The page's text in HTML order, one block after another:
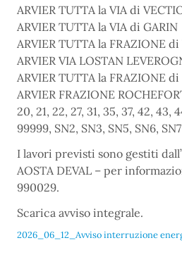
ARVIER TUTTA la VIA di
ARVIER TUTTA la VIA di GARIN
ARVIER TUTTA la FRAZIONE di
ARVIER VIA LOSTAN
ARVIER TUTTA la FRAZIONE di
ARVIER FRAZIONE
20, 21, 22, 27, 31, 35, 37, 42, 43,
99999, SN2, SN3, SN5, SN6, SN7
I lavori previsti sono gestiti
AOSTA DEVAL – per
990029.
Scarica avviso integrale.
2026_06_12_Avviso interruzione